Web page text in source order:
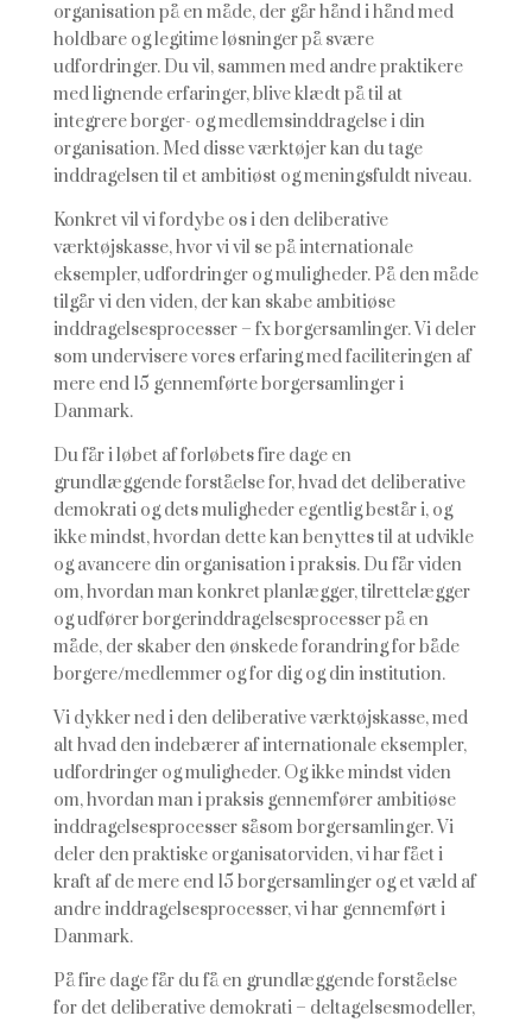
organisation på en måde, der går hånd i hånd med
holdbare og legitime løsninger på svære
udfordringer. Du vil, sammen med andre praktikere
med lignende erfaringer, blive klædt på til at
integrere borger- og medlemsinddragelse i din
organisation. Med disse værktøjer kan du tage
inddragelsen til et ambitiøst og meningsfuldt niveau.
Konkret vil vi fordybe os i den deliberative
værktøjskasse, hvor vi vil se på internationale
eksempler, udfordringer og muligheder. På den måde
tilgår vi den viden, der kan skabe ambitiøse
inddragelsesprocesser – fx borgersamlinger. Vi deler
som undervisere vores erfaring med faciliteringen af
mere end 15 gennemførte borgersamlinger i
Danmark.
Du får i løbet af forløbets fire dage en
grundlæggende forståelse for, hvad det deliberative
demokrati og dets muligheder egentlig består i, og
ikke mindst, hvordan dette kan benyttes til at udvikle
og avancere din organisation i praksis. Du får viden
om, hvordan man konkret planlægger, tilrettelægger
og udfører borgerinddragelsesprocesser på en
måde, der skaber den ønskede forandring for både
borgere/medlemmer og for dig og din institution.
Vi dykker ned i den deliberative værktøjskasse, med
alt hvad den indebærer af internationale eksempler,
udfordringer og muligheder. Og ikke mindst viden
om, hvordan man i praksis gennemfører ambitiøse
inddragelsesprocesser såsom borgersamlinger. Vi
deler den praktiske organisatorviden, vi har fået i
kraft af de mere end 15 borgersamlinger og et væld af
andre inddragelsesprocesser, vi har gennemført i
Danmark.
På fire dage får du få en grundlæggende forståelse
for det deliberative demokrati – deltagelsesmodeller,